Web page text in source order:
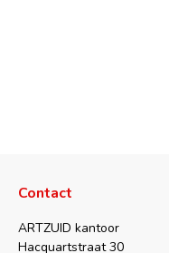
Contact
ARTZUID kantoor
Hacquartstraat 30